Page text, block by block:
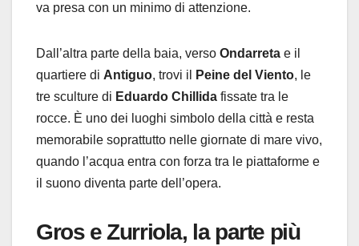
va presa con un minimo di attenzione.
Dall’altra parte della baia, verso Ondarreta e il
quartiere di Antiguo, trovi il Peine del Viento, le
tre sculture di Eduardo Chillida fissate tra le
rocce. È uno dei luoghi simbolo della città e resta
memorabile soprattutto nelle giornate di mare vivo,
quando l’acqua entra con forza tra le piattaforme e
il suono diventa parte dell’opera.
Gros e Zurriola, la parte più